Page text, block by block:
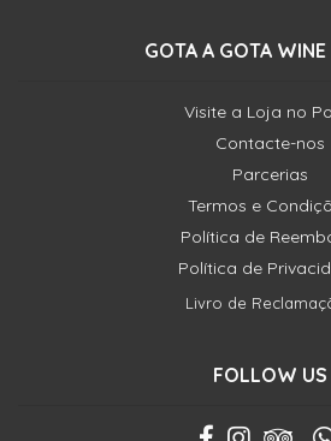
GOTA A GOTA WINE
Visite a Loja no
Contacte-nos
Parcerias
Termos e
Política de
Política de
Livro de
FOLLOW US